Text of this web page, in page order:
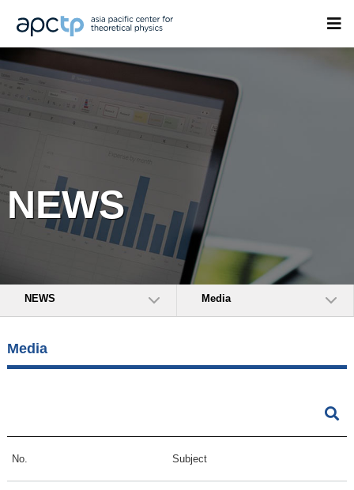
NEWS
NEWS Media
Media
No. Subject